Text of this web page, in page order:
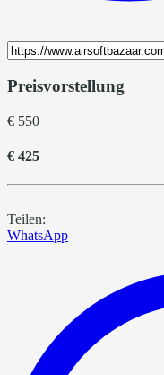
Preisvorstellung
€ 550
€ 425
Teilen:
WhatsApp